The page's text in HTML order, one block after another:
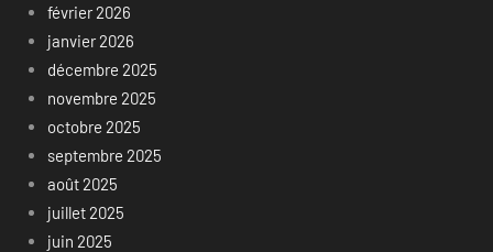
février 2026
janvier 2026
décembre 2025
novembre 2025
octobre 2025
septembre 2025
août 2025
juillet 2025
juin 2025